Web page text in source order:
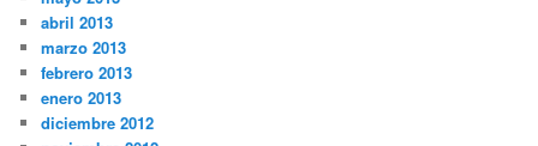
abril 2013
marzo 2013
febrero 2013
enero 2013
diciembre 2012